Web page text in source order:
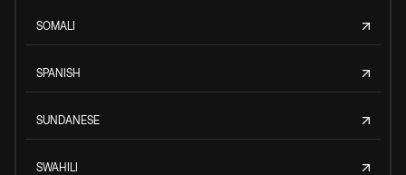
SOMALI
SPANISH
SUNDANESE
SWAHILI